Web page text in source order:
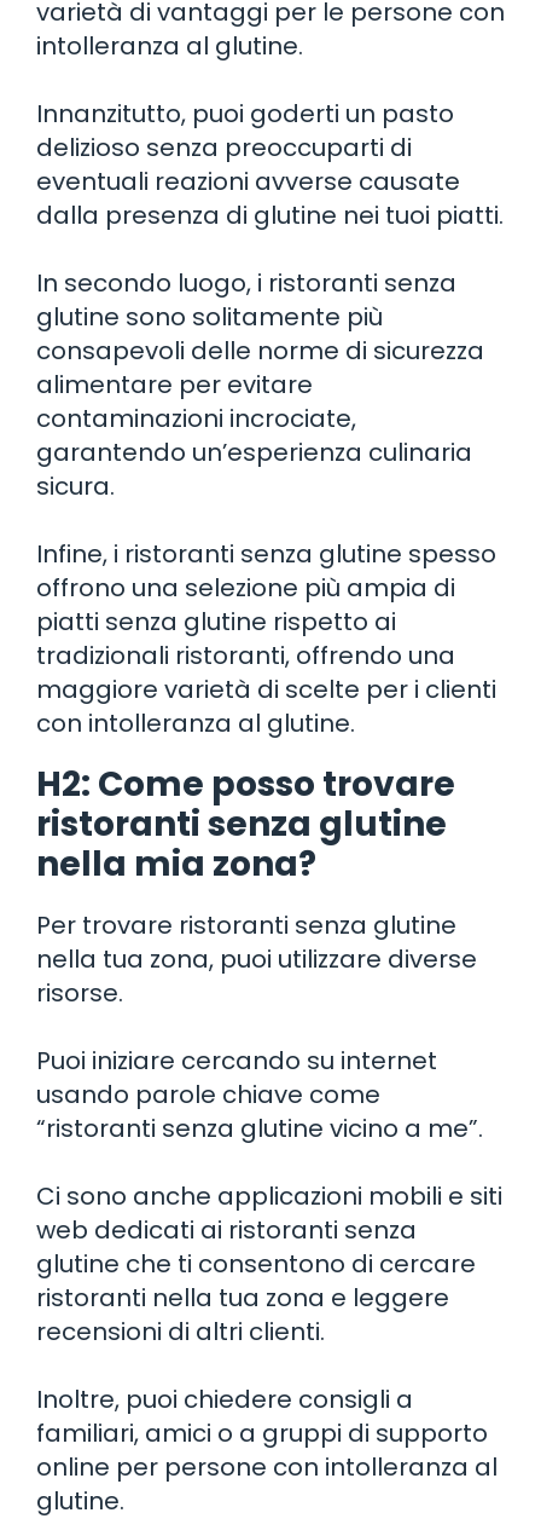
varietà di vantaggi per le persone con
intolleranza al glutine.
Innanzitutto, puoi goderti un pasto
delizioso senza preoccuparti di
eventuali reazioni avverse causate
dalla presenza di glutine nei tuoi piatti.
In secondo luogo, i ristoranti senza
glutine sono solitamente più
consapevoli delle norme di sicurezza
alimentare per evitare
contaminazioni incrociate,
garantendo un’esperienza culinaria
sicura.
Infine, i ristoranti senza glutine spesso
offrono una selezione più ampia di
piatti senza glutine rispetto ai
tradizionali ristoranti, offrendo una
maggiore varietà di scelte per i clienti
con intolleranza al glutine.
H2: Come posso trovare
ristoranti senza glutine
nella mia zona?
Per trovare ristoranti senza glutine
nella tua zona, puoi utilizzare diverse
risorse.
Puoi iniziare cercando su internet
usando parole chiave come
“ristoranti senza glutine vicino a me”.
Ci sono anche applicazioni mobili e siti
web dedicati ai ristoranti senza
glutine che ti consentono di cercare
ristoranti nella tua zona e leggere
recensioni di altri clienti.
Inoltre, puoi chiedere consigli a
familiari, amici o a gruppi di supporto
online per persone con intolleranza al
glutine.